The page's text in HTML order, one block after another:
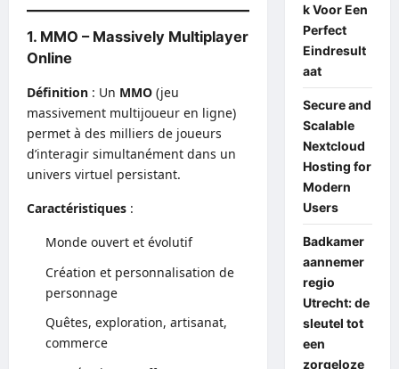
1. MMO – Massively Multiplayer
Online
Définition : Un MMO (jeu
massivement multijoueur en ligne)
permet à des milliers de joueurs
d’interagir simultanément dans un
univers virtuel persistant.
Caractéristiques :
Monde ouvert et évolutif
Création et personnalisation de
personnage
Quêtes, exploration, artisanat,
commerce
k Voor Een
Perfect
Eindresult
aat
Secure and
Scalable
Nextcloud
Hosting for
Modern
Users
Badkamer
aannemer
regio
Utrecht: de
sleutel tot
een
zorgeloze